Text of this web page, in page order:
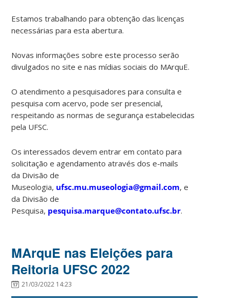
Estamos trabalhando para obtenção das licenças
necessárias para esta abertura.
Novas informações sobre este processo serão
divulgados no site e nas mídias sociais do MArquE.
O atendimento a pesquisadores para consulta e
pesquisa com acervo, pode ser presencial,
respeitando as normas de segurança estabelecidas
pela UFSC.
Os interessados devem entrar em contato para
solicitação e agendamento através dos e-mails
da Divisão de
Museologia, ufsc.mu.museologia@gmail.com, e
da Divisão de
Pesquisa, pesquisa.marque@contato.ufsc.br.
MArquE nas Eleições para
Reitoria UFSC 2022
21/03/2022 14:23